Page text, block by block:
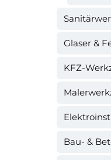
Glaser &
KFZ-
Bau- &